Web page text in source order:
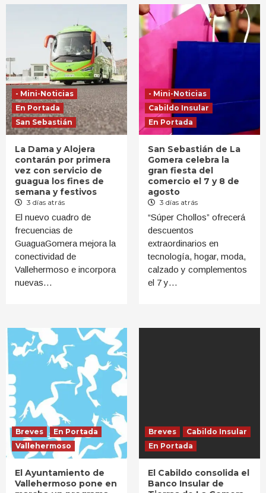
- Mini-Noticias
En Portada
San Sebastián
La Dama y Alojera
contarán por primera
vez con servicio de
guagua los fines de
semana y festivos
3 días atrás
El nuevo cuadro de
frecuencias de
GuaguaGomera mejora la
conectividad de
Vallehermoso e incorpora
nuevas…
- Mini-Noticias
Cabildo Insular
En Portada
San Sebastián de La
Gomera celebra la
gran fiesta del
comercio el 7 y 8 de
agosto
3 días atrás
“Súper Chollos” ofrecerá
descuentos
extraordinarios en
tecnología, hogar, moda,
calzado y complementos
el 7 y…
Breves
En Portada
Vallehermoso
El Ayuntamiento de
Vallehermoso pone en
Breves
Cabildo Insular
En Portada
El Cabildo consolida el
Banco Insular de